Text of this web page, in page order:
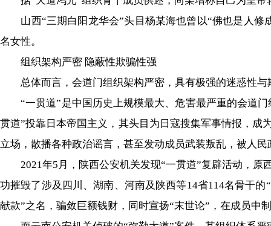
山西“三期白阳龙华会”头目杨某海也曾以“佛也是人修
名女性。
组织架构严密 隐蔽性欺骗性强
总体而言，会道门组织架构严密，具有极强的迷惑性与
“一贯道”是中国历史上规模最大、危害最严重的会道门
贯道”投靠日本帝国主义，其头目为日寇搜集军事情报，成
立场，散播各种政治谣言，甚至发动成员武装叛乱，被人民
2021年5月，陕西公安机关发现“一贯道”复辟活动，原
功摧毁了涉及四川、湖南、河南及陕西等14省114名骨干
献款”之名，骗敛巨额钱财，同时宣扬“末世论”，在成员中